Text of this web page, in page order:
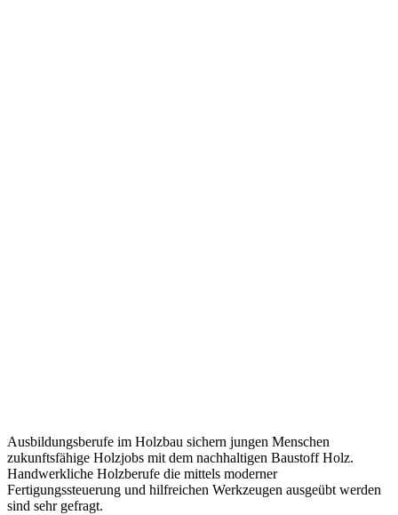
Ausbildungsberufe im Holzbau sichern jungen Menschen
zukunftsfähige Holzjobs mit dem nachhaltigen Baustoff Holz.
Handwerkliche Holzberufe die mittels moderner
Fertigungssteuerung und hilfreichen Werkzeugen ausgeübt werden
sind sehr gefragt.